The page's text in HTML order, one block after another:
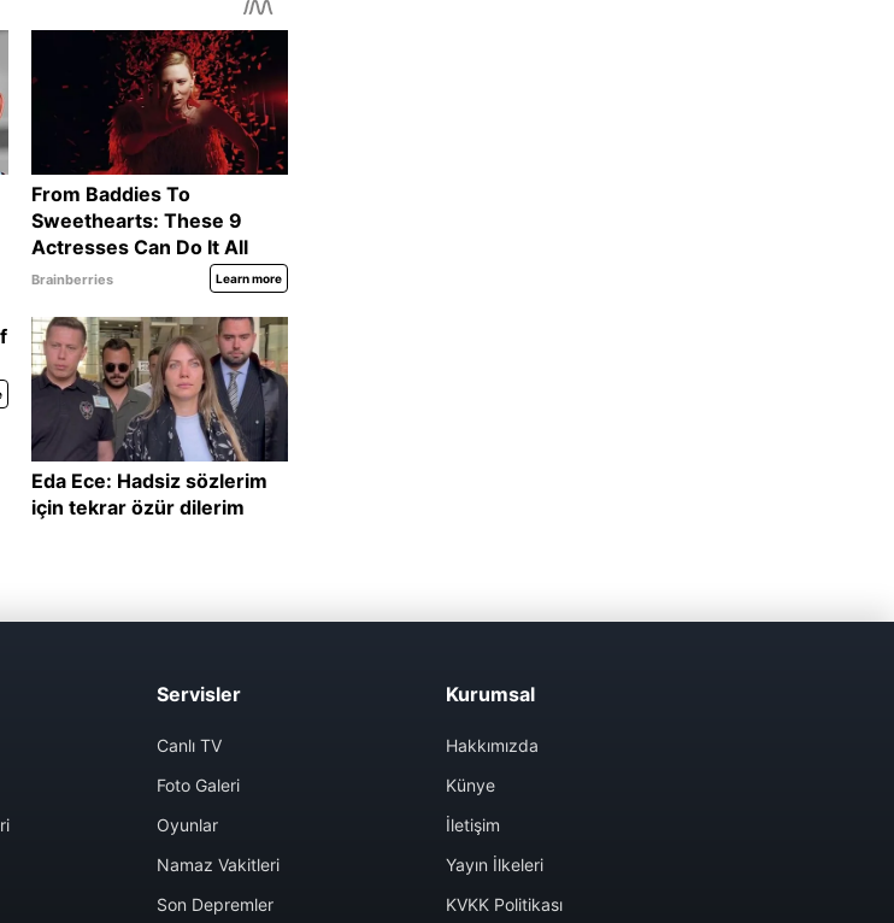
Servisler
Canlı TV
Foto Galeri
Oyunlar
Namaz Vakitleri
Son Depremler
Kurumsal
Hakkımızda
Künye
İletişim
Yayın İlkeleri
KVKK Politikası